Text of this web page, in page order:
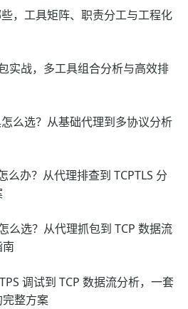
，工具矩阵、职责分工与工程化
实战，多工具组合分析与高效排
么选？从基础代理到多协议分析
么办？从代理排查到 TCPTLS 分
么选？从代理抓包到 TCP 数据流
调试到 TCP 数据流分析，一套
整方案